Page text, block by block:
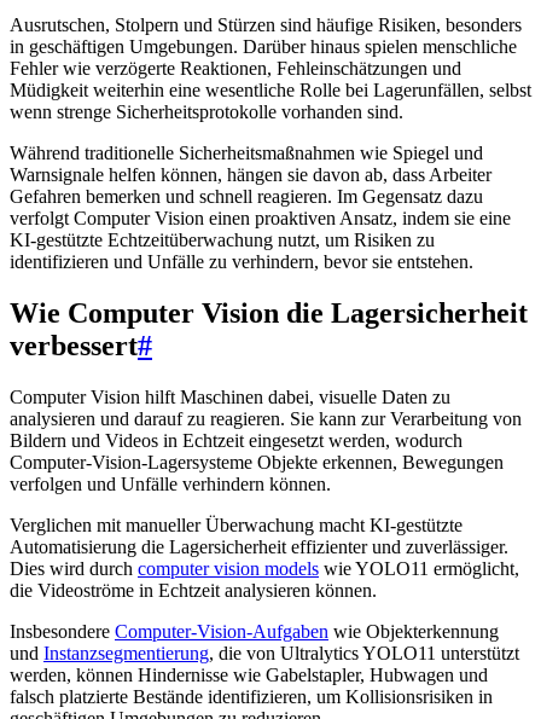
Ausrutschen, Stolpern und Stürzen sind häufige Risiken, besonders
in geschäftigen Umgebungen. Darüber hinaus spielen menschliche
Fehler wie verzögerte Reaktionen, Fehleinschätzungen und
Müdigkeit weiterhin eine wesentliche Rolle bei Lagerunfällen, selbst
wenn strenge Sicherheitsprotokolle vorhanden sind.
Während traditionelle Sicherheitsmaßnahmen wie Spiegel und
Warnsignale helfen können, hängen sie davon ab, dass Arbeiter
Gefahren bemerken und schnell reagieren. Im Gegensatz dazu
verfolgt Computer Vision einen proaktiven Ansatz, indem sie eine
KI-gestützte Echtzeitüberwachung nutzt, um Risiken zu
identifizieren und Unfälle zu verhindern, bevor sie entstehen.
Wie Computer Vision die Lagersicherheit
verbessert#
Computer Vision hilft Maschinen dabei, visuelle Daten zu
analysieren und darauf zu reagieren. Sie kann zur Verarbeitung von
Bildern und Videos in Echtzeit eingesetzt werden, wodurch
Computer-Vision-Lagersysteme Objekte erkennen, Bewegungen
verfolgen und Unfälle verhindern können.
Verglichen mit manueller Überwachung macht KI-gestützte
Automatisierung die Lagersicherheit effizienter und zuverlässiger.
Dies wird durch computer vision models wie YOLO11 ermöglicht,
die Videoströme in Echtzeit analysieren können.
Insbesondere Computer-Vision-Aufgaben wie Objekterkennung
und Instanzsegmentierung, die von Ultralytics YOLO11 unterstützt
werden, können Hindernisse wie Gabelstapler, Hubwagen und
falsch platzierte Bestände identifizieren, um Kollisionsrisiken in